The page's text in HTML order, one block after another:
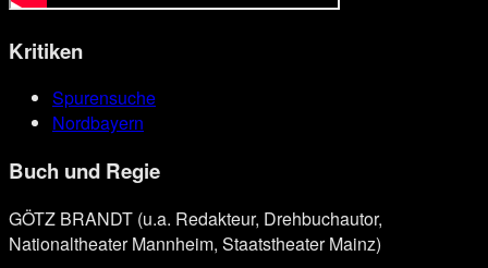
Kritiken
Spurensuche
Nordbayern
Buch und Regie
GÖTZ BRANDT (u.a. Redakteur, Drehbuchautor,
Nationaltheater Mannheim, Staatstheater Mainz)